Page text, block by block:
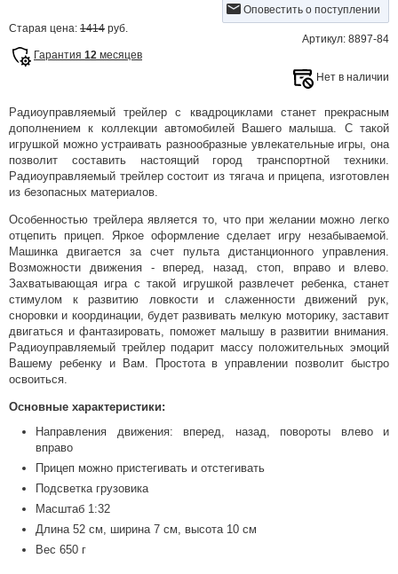
Оповестить о поступлении
Старая цена: 1414 руб.
Артикул: 8897-84
Гарантия 12 месяцев
Нет в наличии
Радиоуправляемый трейлер с квадроциклами станет прекрасным
дополнением к коллекции автомобилей Вашего малыша. С такой
игрушкой можно устраивать разнообразные увлекательные игры, она
позволит составить настоящий город транспортной техники.
Радиоуправляемый трейлер состоит из тягача и прицепа, изготовлен
из безопасных материалов.
Особенностью трейлера является то, что при желании можно легко
отцепить прицеп. Яркое оформление сделает игру незабываемой.
Машинка двигается за счет пульта дистанционного управления.
Возможности движения - вперед, назад, стоп, вправо и влево.
Захватывающая игра с такой игрушкой развлечет ребенка, станет
стимулом к развитию ловкости и слаженности движений рук,
сноровки и координации, будет развивать мелкую моторику, заставит
двигаться и фантазировать, поможет малышу в развитии внимания.
Радиоуправляемый трейлер подарит массу положительных эмоций
Вашему ребенку и Вам. Простота в управлении позволит быстро
освоиться.
Основные характеристики:
Направления движения: вперед, назад, повороты влево и
вправо
Прицеп можно пристегивать и отстегивать
Подсветка грузовика
Масштаб 1:32
Длина 52 см, ширина 7 см, высота 10 см
Вес 650 г